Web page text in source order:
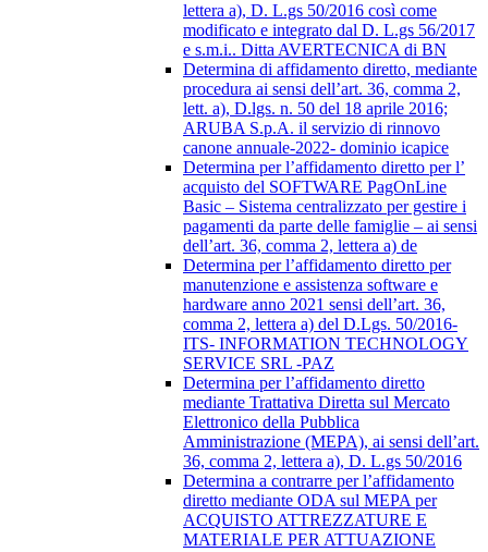
lettera a), D. L.gs 50/2016 così come
modificato e integrato dal D. L.gs 56/2017
e s.m.i.. Ditta AVERTECNICA di BN
Determina di affidamento diretto, mediante
procedura ai sensi dell’art. 36, comma 2,
lett. a), D.lgs. n. 50 del 18 aprile 2016;
ARUBA S.p.A. il servizio di rinnovo
canone annuale-2022- dominio icapice
Determina per l’affidamento diretto per l’
acquisto del SOFTWARE PagOnLine
Basic – Sistema centralizzato per gestire i
pagamenti da parte delle famiglie – ai sensi
dell’art. 36, comma 2, lettera a) de
Determina per l’affidamento diretto per
manutenzione e assistenza software e
hardware anno 2021 sensi dell’art. 36,
comma 2, lettera a) del D.Lgs. 50/2016-
ITS- INFORMATION TECHNOLOGY
SERVICE SRL -PAZ
Determina per l’affidamento diretto
mediante Trattativa Diretta sul Mercato
Elettronico della Pubblica
Amministrazione (MEPA), ai sensi dell’art.
36, comma 2, lettera a), D. L.gs 50/2016
Determina a contrarre per l’affidamento
diretto mediante ODA sul MEPA per
ACQUISTO ATTREZZATURE E
MATERIALE PER ATTUAZIONE